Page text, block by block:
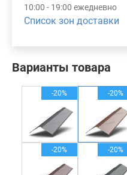
Варианты товара
-20% -20%
-20% -20%
10:00 - 19:00 ежедневно
Список зон доставки